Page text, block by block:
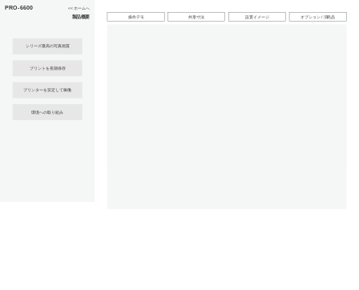
PRO-6600 << ホームへ
製品概要
シリーズ最高の写真画質
プリントを長期保存
プリンターを安定して稼働
環境への取り組み
操作デモ 外形寸法 設置イメージ オプション / 消耗品